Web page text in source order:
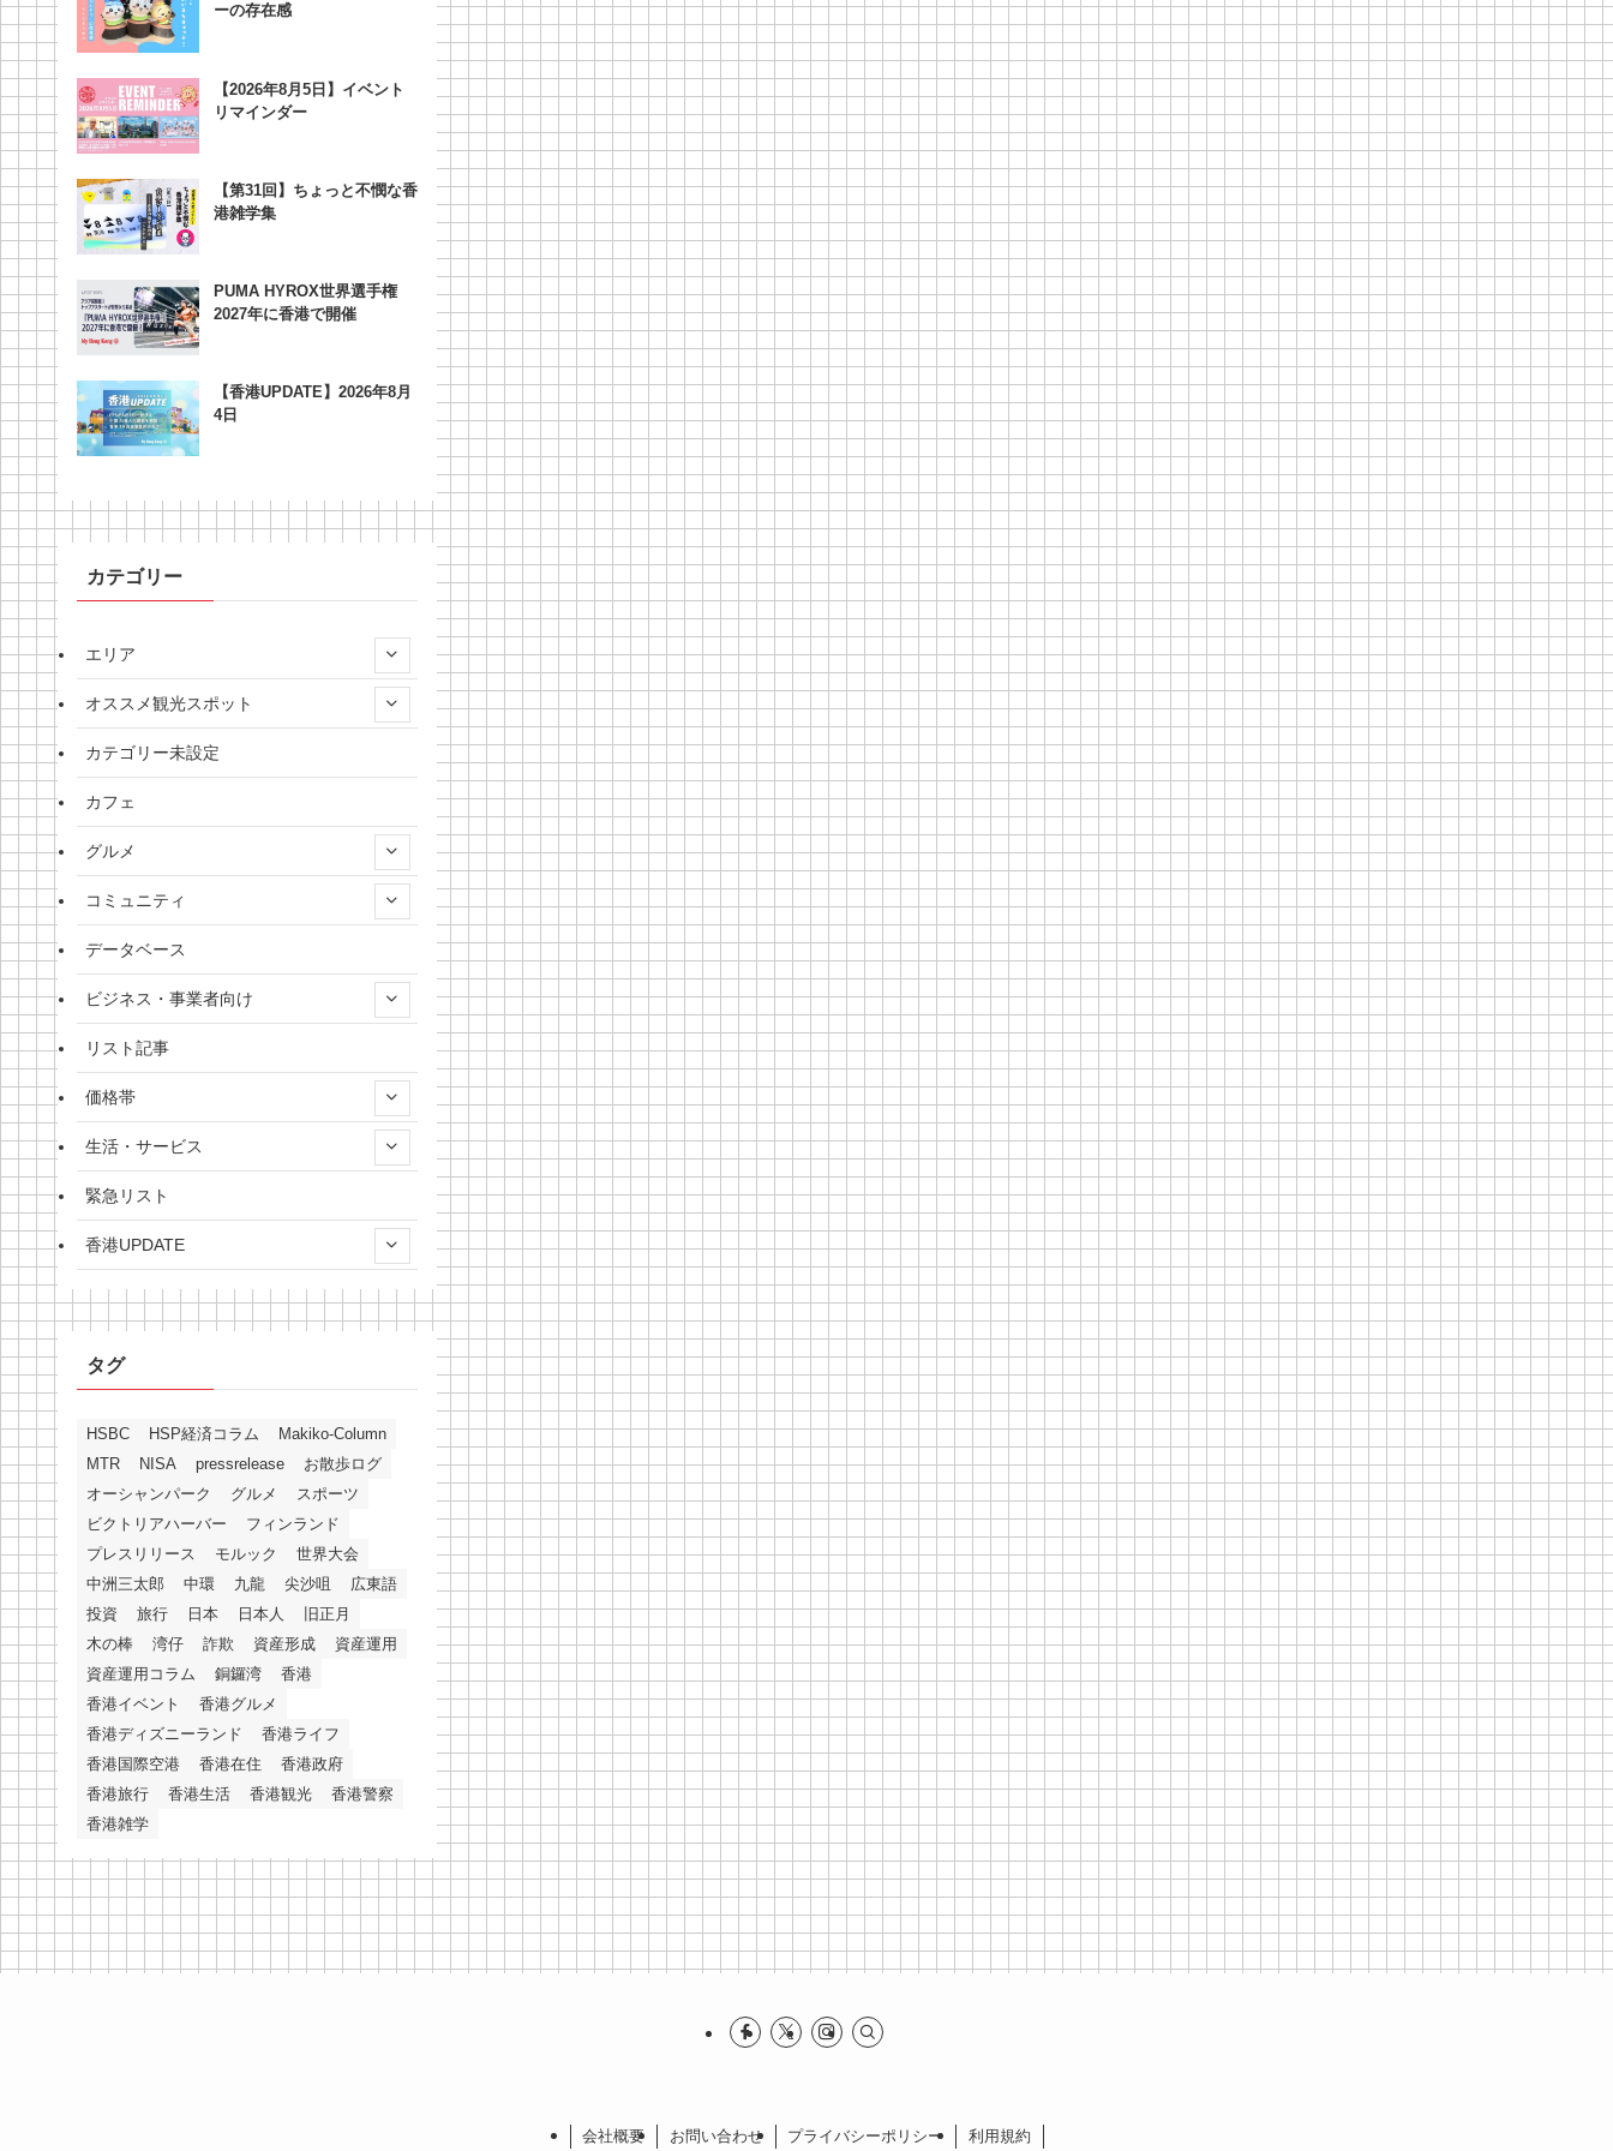
ーの存在感
【2026年8月5日】イベント
リマインダー
【第31回】ちょっと不憫な香
港雑学集
PUMA HYROX世界選手権
2027年に香港で開催
【香港UPDATE】2026年8月
4日
カテゴリー
エリア
オススメ観光スポット
カテゴリー未設定
カフェ
グルメ
コミュニティ
データベース
ビジネス・事業者向け
リスト記事
価格帯
生活・サービス
緊急リスト
香港UPDATE
タグ
HSBC HSP経済コラム
Makiko-Column
MTR
NISA pressrelease
お散歩ログ
オーシャンパーク
グルメ
スポーツ
ビクトリアハーバー
フィンランド
プレスリリース
モルック
世界大会
中洲三太郎
中環 九龍 尖沙咀
広東語
投資
旅行 日本 日本人
旧正月
木の棒
湾仔 詐欺 資産形成
資産運用
資産運用コラム
銅鑼湾
香港
香港イベント
香港グルメ
香港ディズニーランド
香港ライフ
香港国際空港
香港在住
香港政府
香港旅行
香港生活 香港観光
香港警察
香港雑学
会社概要 お問い合わせ プライバシーポリシー 利⽤規約